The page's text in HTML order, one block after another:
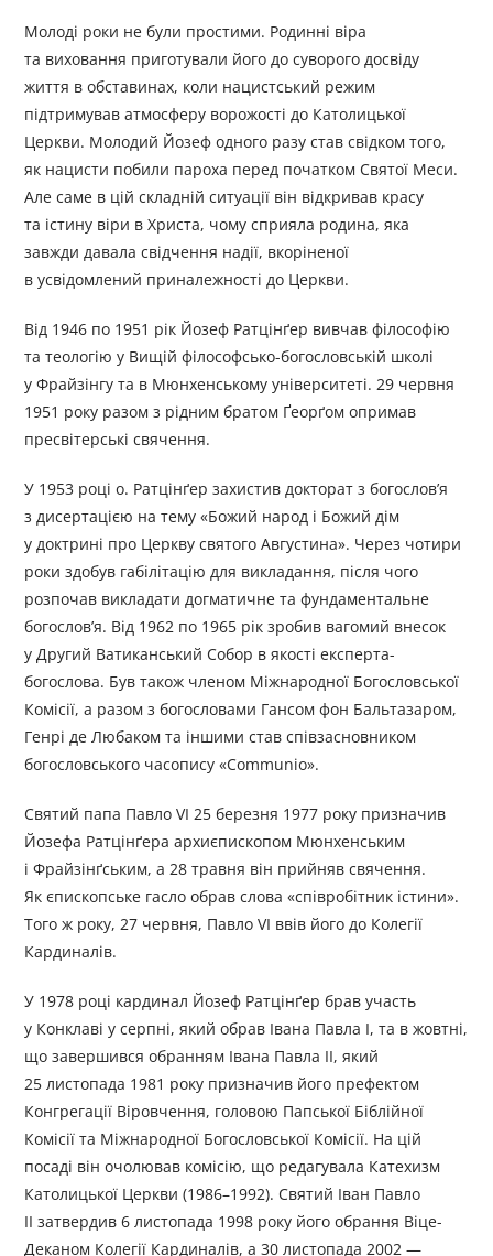
Молоді роки не були простими. Родинні віра
та виховання приготували його до суворого досвіду
життя в обставинах, коли нацистський режим
підтримував атмосферу ворожості до Католицької
Церкви. Молодий Йозеф одного разу став свідком того,
як нацисти побили пароха перед початком Святої Меси.
Але саме в цій складній ситуації він відкривав красу
та істину віри в Христа, чому сприяла родина, яка
завжди давала свідчення надії, вкоріненої
в усвідомлений приналежності до Церкви.
Від 1946 по 1951 рік Йозеф Ратцінґер вивчав філософію
та теологію у Вищій філософсько-богословській школі
у Фрайзінгу та в Мюнхенському університеті. 29 червня
1951 року разом з рідним братом Ґеорґом опримав
пресвітерські свячення.
У 1953 році о. Ратцінґер захистив докторат з богослов’я
з дисертацією на тему «Божий народ і Божий дім
у доктрині про Церкву святого Августина». Через чотири
роки здобув габілітацію для викладання, після чого
розпочав викладати догматичне та фундаментальне
богослов’я. Від 1962 по 1965 рік зробив вагомий внесок
у Другий Ватиканський Собор в якості експерта-
богослова. Був також членом Міжнародної Богословської
Комісії, а разом з богословами Гансом фон Бальтазаром,
Генрі де Любаком та іншими став співзасновником
богословського часопису «Communio».
Святий папа Павло VI 25 березня 1977 року призначив
Йозефа Ратцінґера архиєпископом Мюнхенським
і Фрайзінґським, а 28 травня він прийняв свячення.
Як єпископське гасло обрав слова «співробітник істини».
Того ж року, 27 червня, Павло VI ввів його до Колегії
Кардиналів.
У 1978 році кардинал Йозеф Ратцінґер брав участь
у Конклаві у серпні, який обрав Івана Павла І, та в жовтні,
що завершився обранням Івана Павла ІІ, який
25 листопада 1981 року призначив його префектом
Конгрегації Віровчення, головою Папської Біблійної
Комісії та Міжнародної Богословської Комісії. На цій
посаді він очолював комісію, що редагувала Катехизм
Католицької Церкви (1986–1992). Святий Іван Павло
ІІ затвердив 6 листопада 1998 року його обрання Віце-
Деканом Колегії Кардиналів, а 30 листопада 2002 —